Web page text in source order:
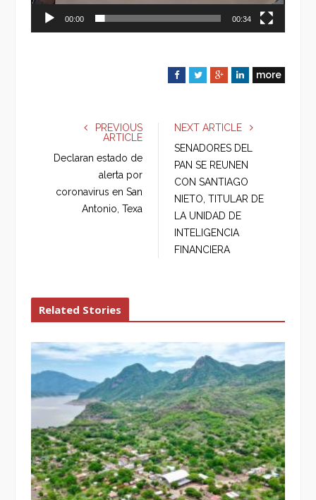
00:00 00:34
F
e
o
k
T
r
G
g
+
L
n
more
PREVIOUS
ARTICLE
Declaran estado de
alerta por
coronavirus en San
Antonio, Texa
NEXT ARTICLE
SENADORES DEL
PAN SE REUNEN
CON SANTIAGO
NIETO, TITULAR DE
LA UNIDAD DE
INTELIGENCIA
FINANCIERA
Related Stories